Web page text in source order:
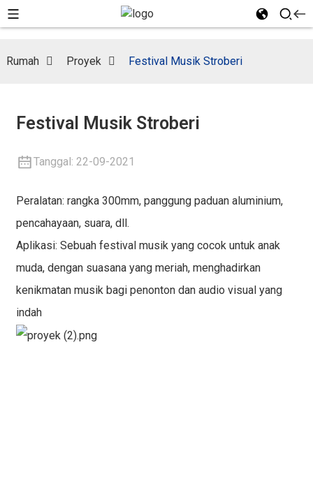
Rumah Proyek Festival Musik Stroberi
Festival Musik Stroberi
Tanggal: 22-09-2021
Peralatan: rangka 300mm, panggung paduan aluminium,
pencahayaan, suara, dll.
Aplikasi: Sebuah festival musik yang cocok untuk anak
muda, dengan suasana yang meriah, menghadirkan
kenikmatan musik bagi penonton dan audio visual yang
indah